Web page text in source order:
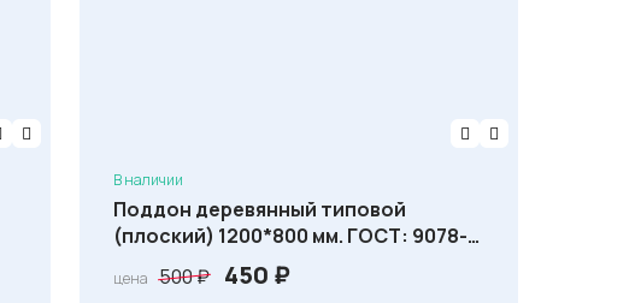
В наличии
Поддон деревянный типовой
(плоский) 1200*800 мм. ГОСТ: 9078-
цена 500₽ П
450 ₽Т